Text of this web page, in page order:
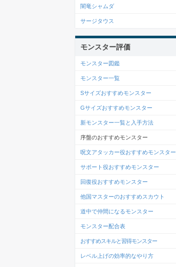
闇竜シャムダ
サージタウス
モンスター評価
モンスター図鑑
モンスター一覧
Sサイズおすすめモンスター
Gサイズおすすめモンスター
新モンスター一覧と入手方法
序盤のおすすめモンスター
呪文アタッカー役おすすめモンスター
サポート役おすすめモンスター
回復役おすすめモンスター
他国マスターのおすすめスカウト
道中で仲間になるモンスター
モンスター配合表
おすすめスキルと習得モンスター
レベル上げの効率的なやり方